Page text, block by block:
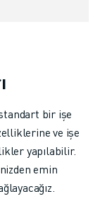
bir işe
ve işe
yapılabilir.
emin